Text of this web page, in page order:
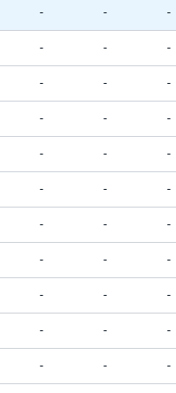
- - -
- - -
- - -
- - -
- - -
- - -
- - -
- - -
- - -
- - -
- - -